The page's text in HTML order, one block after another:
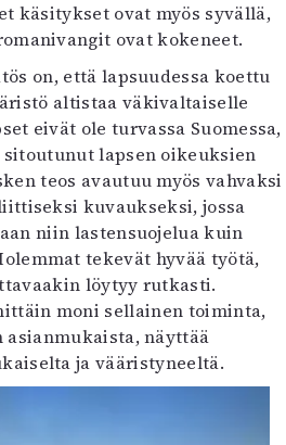
käsitykset ovat myös syvällä,
ovat kokeneet.
on, että lapsuudessa koettu
altistaa väkivaltaiselle
eivät ole turvassa Suomessa,
lapsen oikeuksien
teos avautuu myös vahvaksi
kuvaukseksi, jossa
niin lastensuojelua kuin
tekevät hyvää työtä,
löytyy rutkasti.
moni sellainen toiminta,
asianmukaista, näyttää
ja vääristyneeltä.